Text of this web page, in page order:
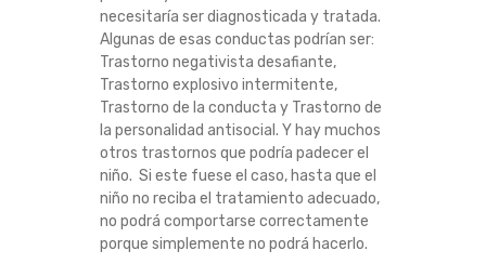
necesitaría ser diagnosticada y tratada.
Algunas de esas conductas podrían ser:
Trastorno negativista desafiante,
Trastorno explosivo intermitente,
Trastorno de la conducta y Trastorno de
la personalidad antisocial. Y hay muchos
otros trastornos que podría padecer el
niño. Si este fuese el caso, hasta que el
niño no reciba el tratamiento adecuado,
no podrá comportarse correctamente
porque simplemente no podrá hacerlo.